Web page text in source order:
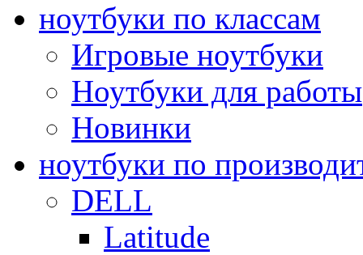
ноутбуки по классам
Игровые ноутбуки
Ноутбуки для работы
Новинки
ноутбуки по
DELL
Latitude